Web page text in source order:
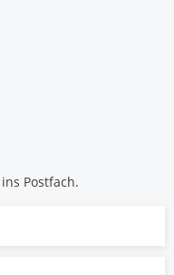
Postfach.